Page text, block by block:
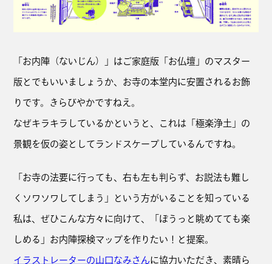
「お内陣（ないじん）」はご家庭版「お仏壇」のマスター
版とでもいいましょうか、お寺の本堂内に安置されるお飾
りです。きらびやかですねえ。
なぜキラキラしているかというと、これは「極楽浄土」の
景観を仮の姿としてランドスケープしているんですね。
「お寺の法要に行っても、右も左も判らず、お説法も難し
くソワソワしてしまう」という方がいることを知っている
私は、ぜひこんな方々に向けて、「ぼうっと眺めてても楽
しめる」お内陣探検マップを作りたい！と提案。
イラストレーターの山口なみさんに協力いただき、素晴ら